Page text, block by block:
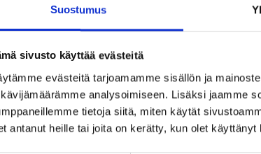
Suostumus
sivusto käyttää evästeitä
evästeitä tarjoamamme sisällön ja
analysoimiseen. Lisäksi jaamme
tietoja siitä, miten käytät
antanut heille tai joita on kerätty, kun olet käyttänyt
ETUSIVU (ENGLISH)